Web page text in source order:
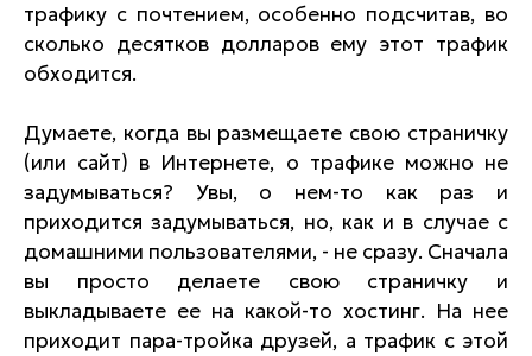
трафику с почтением, особенно подсчитав, во
сколько десятков долларов ему этот трафик
обходится.
Думаете, когда вы размещаете свою страничку
(или сайт) в Интернете, о трафике можно не
задумываться? Увы, о нем-то как раз и
приходится задумываться, но, как и в случае с
домашними пользователями, - не сразу. Сначала
вы просто делаете свою страничку и
выкладываете ее на какой-то хостинг. На нее
приходит пара-тройка друзей, а трафик с этой